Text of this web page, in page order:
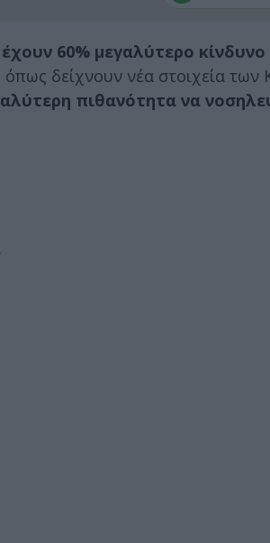
60% μεγαλύτερο
δείχνουν νέα στοιχεία
πιθανότητα να